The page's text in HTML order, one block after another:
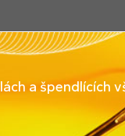
a špendlících